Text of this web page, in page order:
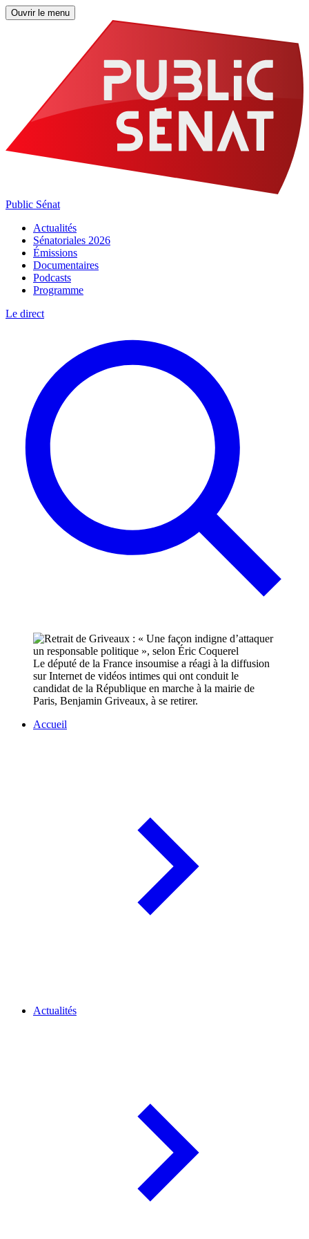
Ouvrir le menu
Public Sénat
Actualités
Sénatoriales 2026
Émissions
Documentaires
Podcasts
Programme
Le direct
Le député de la France insoumise a réagi à la diffusion
sur Internet de vidéos intimes qui ont conduit le
candidat de la République en marche à la mairie de
Paris, Benjamin Griveaux, à se retirer.
Accueil
Actualités